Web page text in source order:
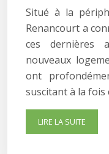
Situé à la
Renancourt a
ces dernières
nouveaux
ont
suscitant à la fois
LIRE LA SUITE